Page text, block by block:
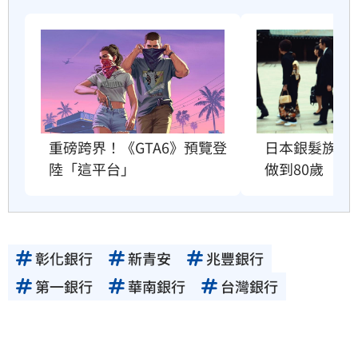
重磅跨界！《GTA6》預覽登
陸「這平台」
日本銀髮族瘋
做到80歲
彰化銀行 新青安
兆豐銀行
第一銀行
華南銀行 台灣銀行